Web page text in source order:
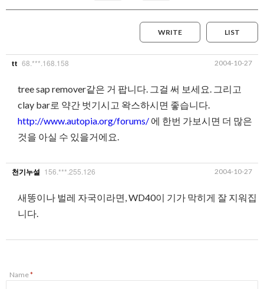
LIST
WRITE
tt 68.***.168.158 2004-10-27
tree sap remover같은 거 팝니다. 그걸 써 보세요. 그리고
clay bar로 약간 벗기시고 왁스하시면 좋습니다.
http://www.autopia.org/forums/ 에 한번 가보시면 더 많은
것을 아실 수 있을거에요.
천기누설 156.***.255.126 2004-10-27
새똥이나 벌레 자국이라면, WD40이 기가 막히게 잘 지워집
니다.
Name*